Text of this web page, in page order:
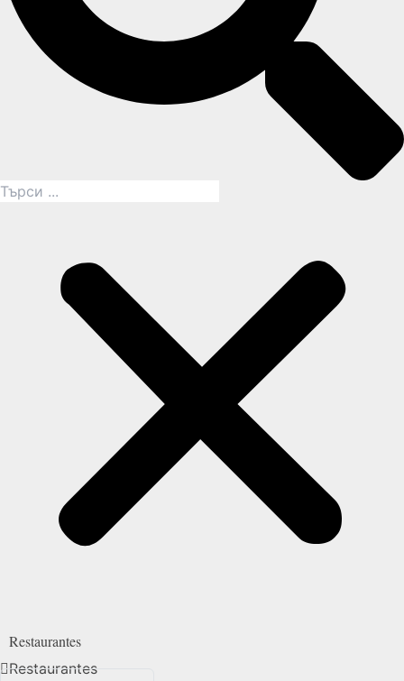
Restaurantes
Restaurantes